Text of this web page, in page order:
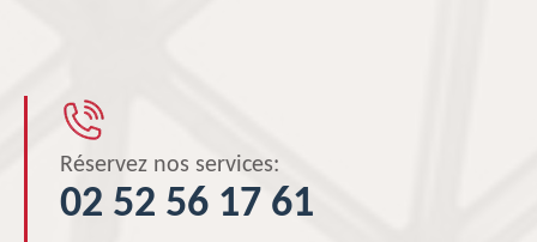
Réservez nos services:
02 52 56 17 61